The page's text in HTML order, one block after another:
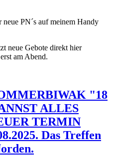
neue PN´s auf meinem Handy
neue Gebote direkt hier
am Abend.
"18
ALLES
TERMIN
Das Treffen